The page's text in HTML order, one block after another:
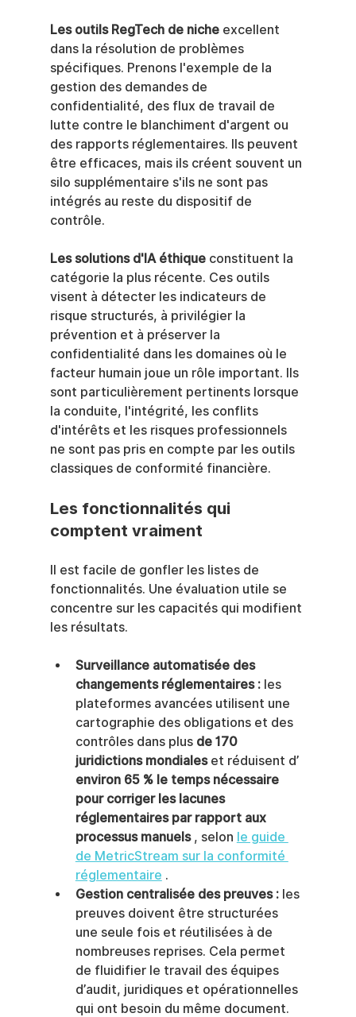
Les outils RegTech de niche excellent
dans la résolution de problèmes
spécifiques. Prenons l'exemple de la
gestion des demandes de
confidentialité, des flux de travail de
lutte contre le blanchiment d'argent ou
des rapports réglementaires. Ils peuvent
être efficaces, mais ils créent souvent un
silo supplémentaire s'ils ne sont pas
intégrés au reste du dispositif de
contrôle.
Les solutions d'IA éthique constituent la
catégorie la plus récente. Ces outils
visent à détecter les indicateurs de
risque structurés, à privilégier la
prévention et à préserver la
confidentialité dans les domaines où le
facteur humain joue un rôle important. Ils
sont particulièrement pertinents lorsque
la conduite, l'intégrité, les conflits
d'intérêts et les risques professionnels
ne sont pas pris en compte par les outils
classiques de conformité financière.
Les fonctionnalités qui
comptent vraiment
Il est facile de gonfler les listes de
fonctionnalités. Une évaluation utile se
concentre sur les capacités qui modifient
les résultats.
Surveillance automatisée des
changements réglementaires : les
plateformes avancées utilisent une
cartographie des obligations et des
contrôles dans plus de 170
juridictions mondiales et réduisent d’
environ 65 % le temps nécessaire
pour corriger les lacunes
réglementaires par rapport aux
processus manuels , selon le guide
de MetricStream sur la conformité
réglementaire .
Gestion centralisée des preuves : les
preuves doivent être structurées
une seule fois et réutilisées à de
nombreuses reprises. Cela permet
de fluidifier le travail des équipes
d’audit, juridiques et opérationnelles
qui ont besoin du même document.